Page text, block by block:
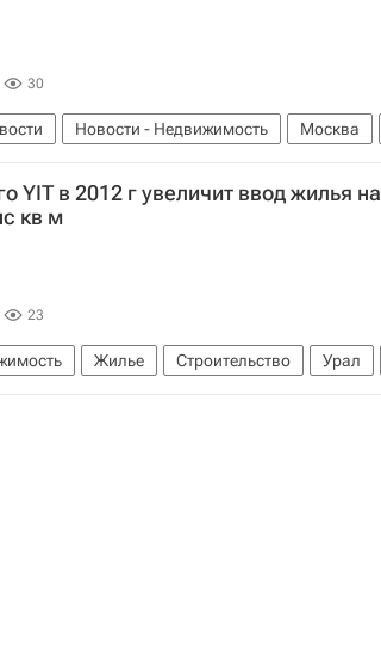
30
Новости - Недвижимость Москва
Россия
YIT в 2012 г увеличит ввод жилья на
кв м
23
Жилье Строительство Урал